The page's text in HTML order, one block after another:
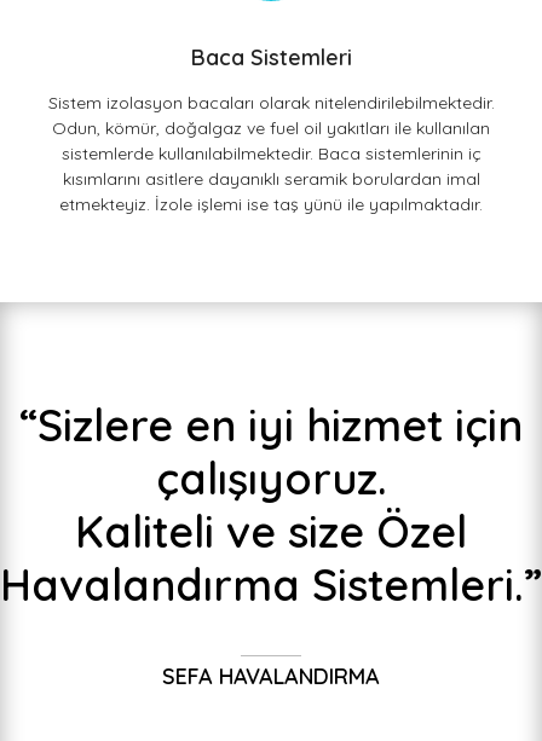
Baca Sistemleri
Sistem izolasyon bacaları olarak nitelendirilebilmektedir.
Odun, kömür, doğalgaz ve fuel oil yakıtları ile kullanılan
sistemlerde kullanılabilmektedir. Baca sistemlerinin iç
kısımlarını asitlere dayanıklı seramik borulardan imal
etmekteyiz. İzole işlemi ise taş yünü ile yapılmaktadır.
“Sizlere en iyi hizmet için
çalışıyoruz.
Kaliteli ve size Özel
Havalandırma Sistemleri.”
SEFA HAVALANDIRMA